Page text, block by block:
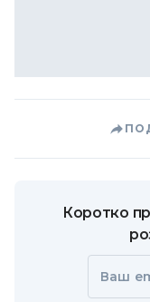
Коротко
Ваш